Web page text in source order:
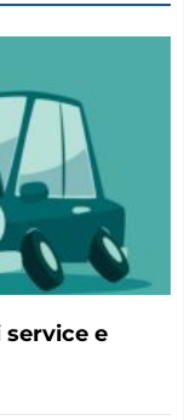
service e